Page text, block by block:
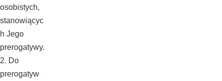
osobistych,
stanowiącyc
h Jego
prerogatywy.
2. Do
prerogatyw